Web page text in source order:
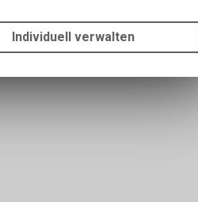
unseres Online-Angebots, wie die
Bitte beachten Sie, dass die
Individuell verwalten